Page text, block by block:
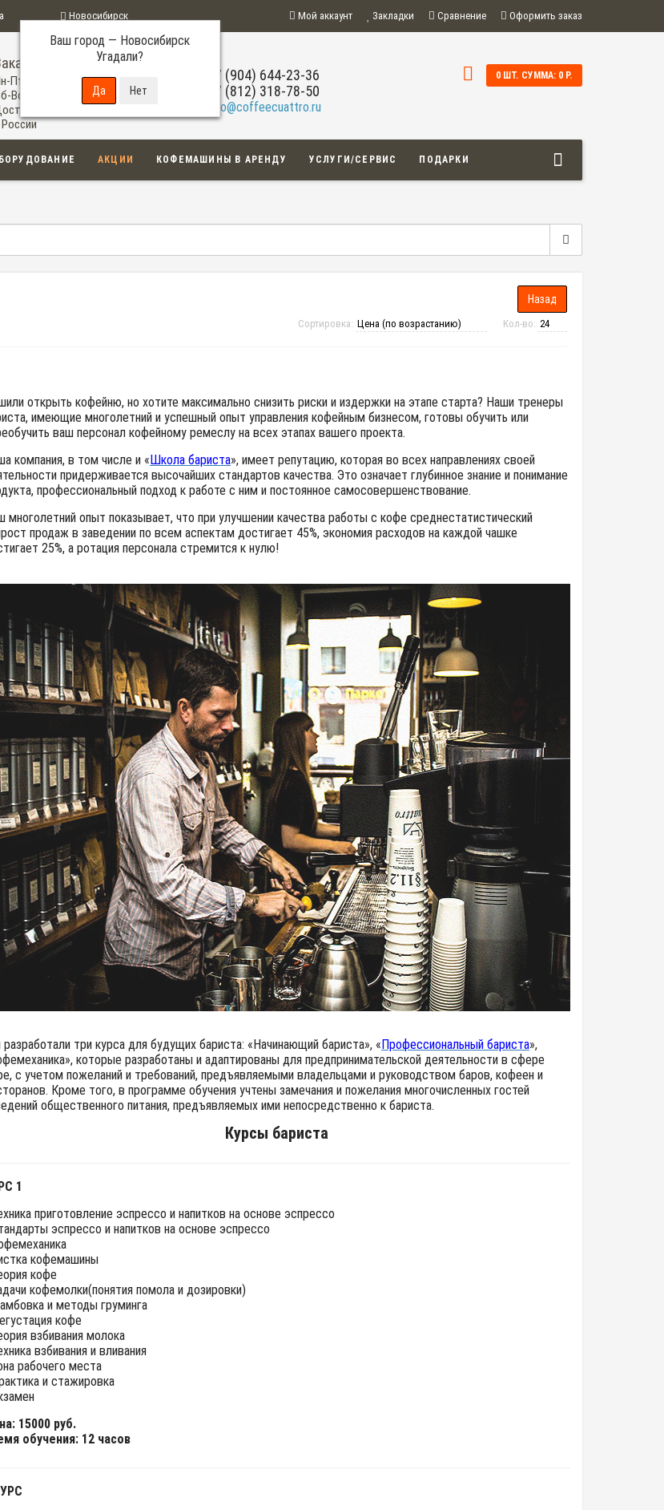
Новосибирск
Ваш город — Новосибирск
Угадали?
Мой аккаунт Закладки Сравнение Оформить заказ
по телефону
Пт: 09:00-20:00
Вс: 11:00-18:00
по Новосибирску
+7 (904) 644-23-36
+7 (812) 318-78-50
info@coffeecuattro.ru
0 ШТ. СУММА: 0 Р.
АКЦИИ КОФЕМАШИНЫ В АРЕНДУ УСЛУГИ/СЕРВИС ПОДАРКИ
Кол-во:
Сортировка:
открыть кофейню, но хотите максимально снизить риски и издержки на этапе старта? Наши тренеры
имеющие многолетний и успешный опыт управления кофейным бизнесом, готовы обучить или
ваш персонал кофейному ремеслу на всех этапах вашего проекта.
компания, в том числе и « Школа бариста», имеет репутацию, которая во всех направлениях своей
придерживается высочайших стандартов качества. Это означает глубинное знание и понимание
профессиональный подход к работе с ним и постоянное самосовершенствование.
многолетний опыт показ​ывает, что при улучшении качества работы с кофе среднестатистический
продаж в заведении по всем аспектам достигает 45%, экономия расходов на каждой чашке
25%, а ротация персонала стремится к нулю!
три курса для будущих бариста: «Начинающий бариста», « Профессиональный бариста»,
которые разработаны и адаптированы для предпринимательской деятельности в сфере
с учетом пожеланий и требований, предъявляемыми владельцами и руководством баров, кофеен и
Кроме того, в программе обучения учтены замечания и пожелания многочисленных гостей
общественного питания, предъявляемых ими непосредственно к бариста.
Курсы бариста
1
приготовление эспрессо и напитков на основе эспрессо
эспрессо и напитков на основе эспрессо
кофемашины
кофе
кофемолки(понятия помола и дозировки)
и методы груминга
кофе
взбивания молока
взбивания и вливания
рабочего места
и стажировка
15000 руб.
обучения: 12 часов